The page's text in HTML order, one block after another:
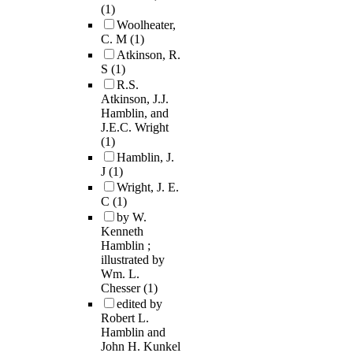
(1)
Woolheater,
C. M (1)
Atkinson, R.
S (1)
R.S.
Atkinson, J.J.
Hamblin, and
J.E.C. Wright
(1)
Hamblin, J.
J (1)
Wright, J. E.
C (1)
by W.
Kenneth
Hamblin ;
illustrated by
Wm. L.
Chesser(1)
edited by
Robert L.
Hamblin and
John H. Kunkel